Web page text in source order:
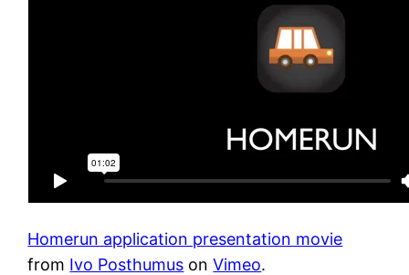
Homerun application presentation movie
from Ivo Posthumus onVimeo.